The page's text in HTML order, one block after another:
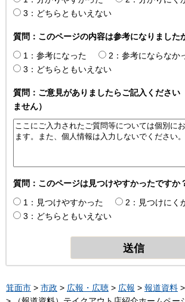
3：どちらともいえない
質問：このページの内容は参考になりました
1：参考になった
2：参考にならなか
3：どちらともいえない
質問：ご意見がありましたらご記入ください
ません）
質問：このページは見つけやすかったですか
1：見つけやすかった
2：見つけにく
3：どちらともいえない
箕面市 > 市政 > 広報・広聴 > 広報 > 報道資料 >